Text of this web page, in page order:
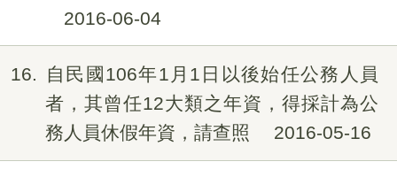
2016-06-04
16
自民國106年1月1日以後始任公務人員
者，其曾任12大類之年資，得採計為公
務人員休假年資，請查照
2016-05-16